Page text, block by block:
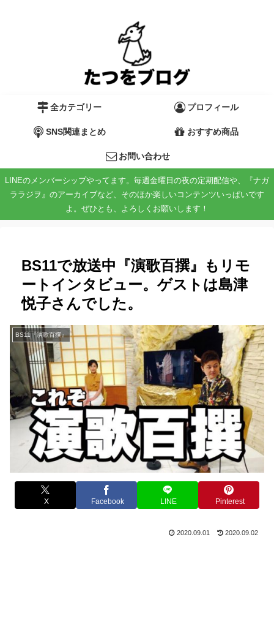
全カテゴリー プロフィール
SNS関連まとめ おすすめ商品
お問い合わせ
LINEのメンバーシップやってます。毎週金曜日の夜の定期配信や、『ナガ
ララジヲ』のアーカイブなど、そのほか楽しいコンテンツいっぱいです
よ。ぜひとも、よろしくお願いします！
BS11で放送中『演歌百撰』もリモ
ートインタビュー。ゲストは島津
悦子さんでした。
BS11『演歌百撰』
X Facebook LINE Pinterest
2020.09.01 2020.09.02